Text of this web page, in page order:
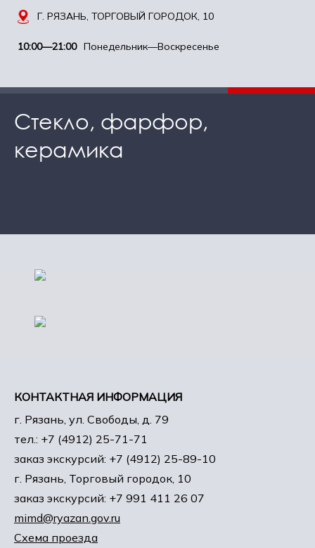
Г. РЯЗАНЬ, ТОРГОВЫЙ ГОРОДОК, 10
10:00—21:00 Понедельник—Воскресенье
Стекло, фарфор,
керамика
КОНТАКТНАЯ ИНФОРМАЦИЯ
г. Рязань, ул. Свободы, д. 79
тел.: +7 (4912) 25-71-71
заказ экскурсий: +7 (4912) 25-89-10
г. Рязань, Торговый городок, 10
заказ экскурсий: +7 991 411 26 07
mimd@ryazan.gov.ru
Схема проезда